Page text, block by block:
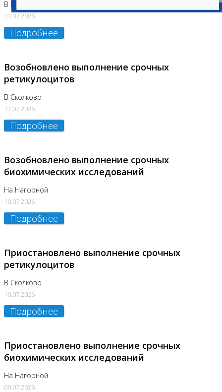
В Бутово
13.07.2026
Подробнее
Возобновлено выполнение срочных
ретикулоцитов
В Сколково
13.07.2026
Подробнее
Возобновлено выполнение срочных
биохимических исследований
На Нагорной
10.07.2026
Подробнее
Приостановлено выполнение срочных
ретикулоцитов
В Сколково
10.07.2026
Подробнее
Приостановлено выполнение срочных
биохимических исследований
На Нагорной
09.07.2026